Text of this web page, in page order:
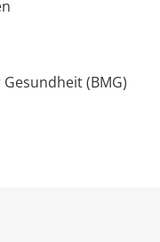
(BMG)